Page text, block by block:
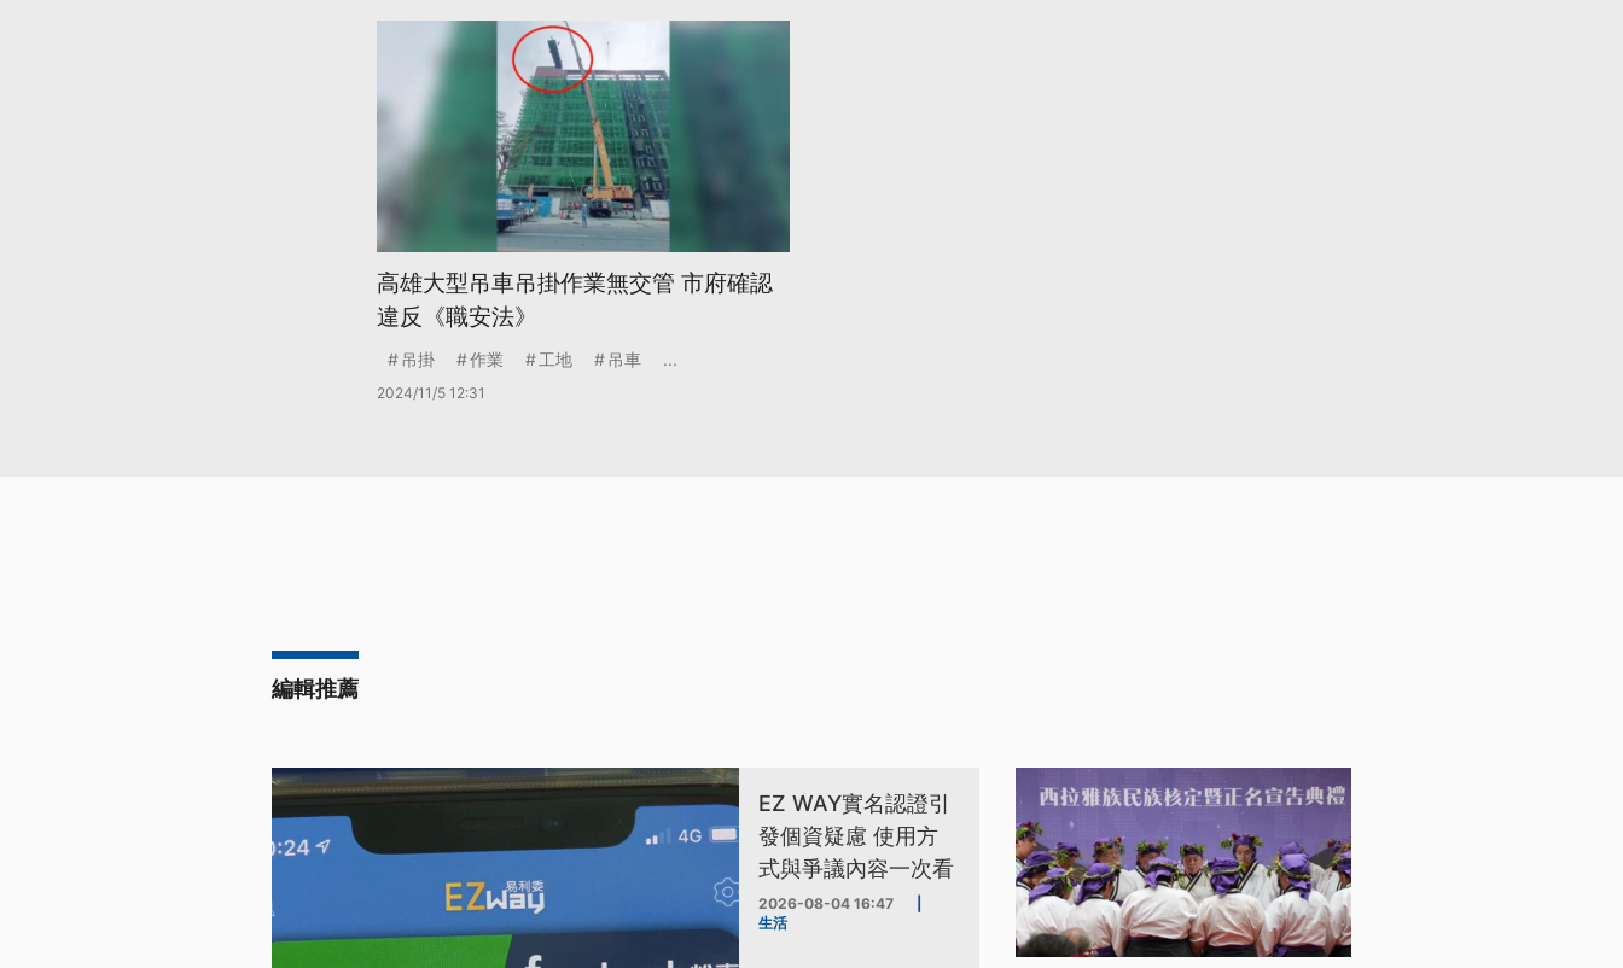
高雄大型吊車吊掛作業無交管 市府確認
違反《職安法》
吊掛 作業 工地 吊車 ...
2024/11/5 12:31
編輯推薦
EZ WAY實名認證引
發個資疑慮 使用方
式與爭議內容一次看
2026-08-04 16:47
生活